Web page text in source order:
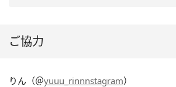
ご協力
りん（＠yuuu_rinnnstagram）